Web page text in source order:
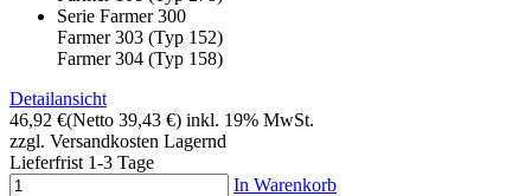
Serie Farmer 300
Farmer 303 (Typ 152)
Farmer 304 (Typ 158)
Detailansicht
46,92 €(Netto 39,43 €) inkl. 19% MwSt.
zzgl. Versandkosten Lagernd
Lieferfrist 1-3 Tage
In Warenkorb